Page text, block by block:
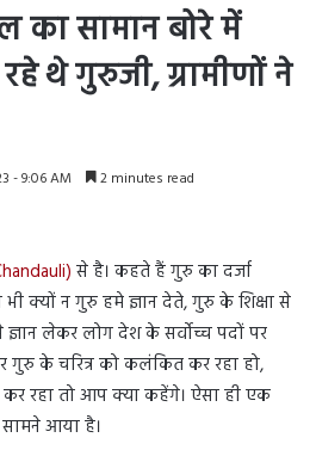
का सामान बोरे में
थे गुरुजी, ग्रामीणों ने
- 9:06 AM 2 minutes read
से है। कहते हैं गुरु का दर्जा
क्यों न गुरु हमे ज्ञान देते, गुरु के शिक्षा से
से ज्ञान लेकर लोग देश के सर्वोच्च पदों पर
के चरित्र को कलंकित कर रहा हो,
कर रहा तो आप क्या कहेंगे। ऐसा ही एक
आया है।